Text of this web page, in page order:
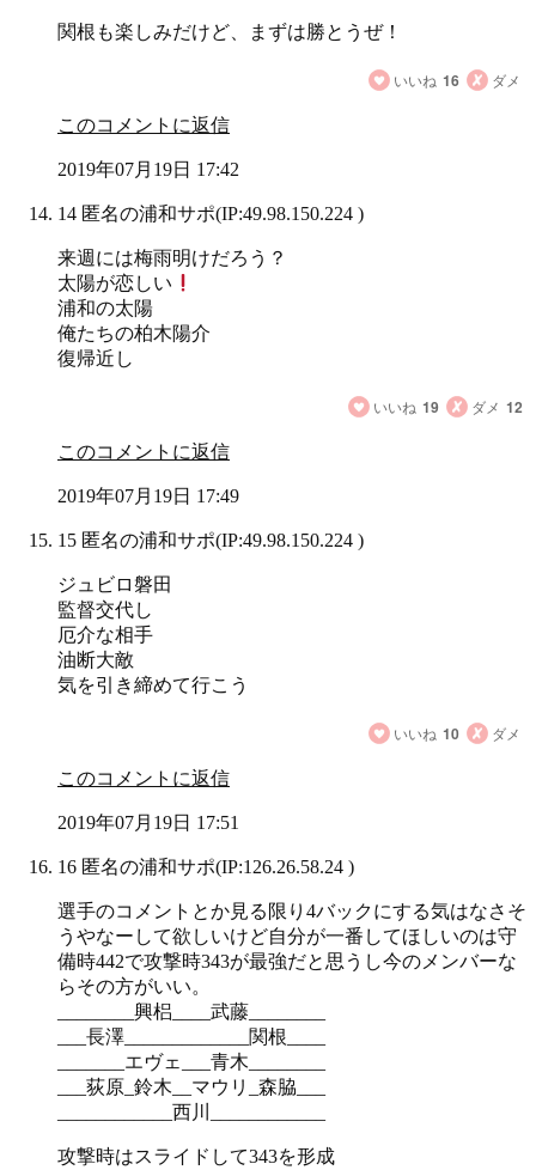
関根も楽しみだけど、まずは勝とうぜ！
いいね 16 ダメ
このコメントに返信
2019年07月19日 17:42
14 匿名の浦和サポ(IP:49.98.150.224 )
来週には梅雨明けだろう？
太陽が恋しい
浦和の太陽
俺たちの柏木陽介
復帰近し
いいね 19 ダメ 12
このコメントに返信
2019年07月19日 17:49
15 匿名の浦和サポ(IP:49.98.150.224 )
ジュビロ磐田
監督交代し
厄介な相手
油断大敵
気を引き締めて行こう
いいね 10 ダメ
このコメントに返信
2019年07月19日 17:51
16 匿名の浦和サポ(IP:126.26.58.24 )
選手のコメントとか見る限り4バックにする気はなさそ
うやなーして欲しいけど自分が一番してほしいのは守
備時442で攻撃時343が最強だと思うし今のメンバーな
らその方がいい。
________興梠____武藤________
___長澤_____________関根____
_______エヴェ___青木________
___荻原_鈴木__マウリ_森脇___
____________西川____________
攻撃時はスライドして343を形成